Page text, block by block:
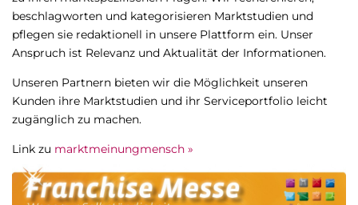
beschlagworten und kategorisieren Marktstudien und
pflegen sie redaktionell in unsere Plattform ein. Unser
Anspruch ist Relevanz und Aktualität der Informationen.
Unseren Partnern bieten wir die Möglichkeit unseren
Kunden ihre Marktstudien und ihr Serviceportfolio leicht
zugänglich zu machen.
Link zu marktmeinungmensch »